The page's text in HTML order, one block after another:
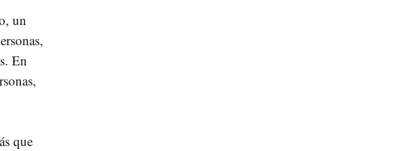
un
En
que